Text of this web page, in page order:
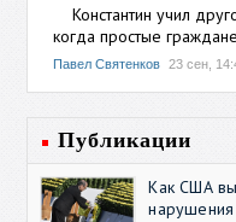
Константин учил
когда простые
Павел Святенков 23 сен,
Публикации
Как США